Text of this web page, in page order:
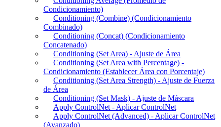
Condicionamiento)
Conditioning (Combine) (Condicionamiento
Combinado)
Conditioning (Concat) (Condicionamiento
Concatenado)
Conditioning (Set Area) - Ajuste de Área
Conditioning (Set Area with Percentage) -
Condicionamiento (Establecer Área con Porcentaje)
Conditioning (Set Area Strength) - Ajuste de Fuerza
de Área
Conditioning (Set Mask) - Ajuste de Máscara
Apply ControlNet - Aplicar ControlNet
Apply ControlNet (Advanced) - Aplicar ControlNet
(Avanzado)